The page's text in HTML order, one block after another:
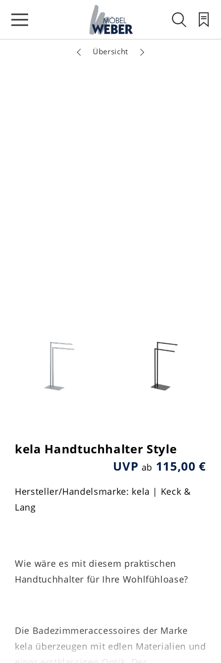
Übersicht
kela Handtuchhalter Style
UVP ab 115,00 €
Hersteller/Handelsmarke: kela | Keck &
Lang
Wie wäre es mit diesem praktischen
Handtuchhalter für Ihre Wohlfühloase?
Die Badezimmeraccessoires der Marke
kela überzeugen mit edlen Materialien und